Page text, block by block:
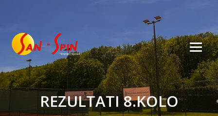
REZULTATI 8.KOLO